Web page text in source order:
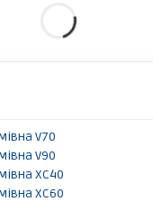
V70
V90
XC40
XC60